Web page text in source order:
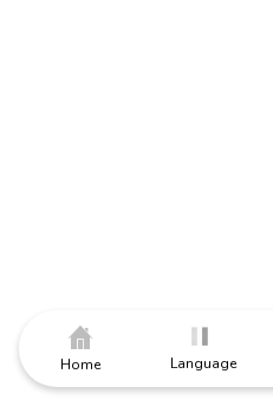
Home Language